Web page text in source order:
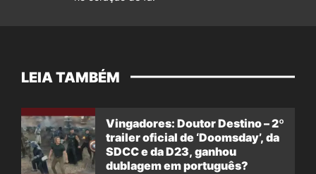
LEIA TAMBÉM
Vingadores: Doutor Destino – 2º
trailer oficial de ‘Doomsday’, da
SDCC e da D23, ganhou
dublagem em português?